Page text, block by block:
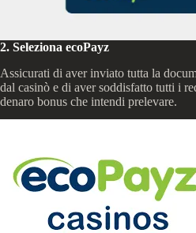
2. Seleziona ecoPayz
Assicurati di aver inviato tutta la
dal casinò e di aver soddisfatto tutti i
denaro bonus che intendi prelevare.